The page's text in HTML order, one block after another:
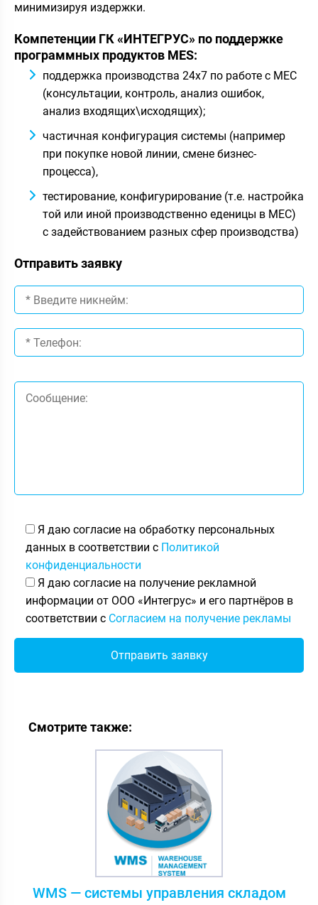
минимизируя издержки.
Компетенции ГК «ИНТЕГРУС» по поддержке
программных продуктов MES:
поддержка производства 24х7 по работе с МЕС
(консультации, контроль, анализ ошибок,
анализ входящих\исходящих);
частичная конфигурация системы (например
при покупке новой линии, смене бизнес-
процесса),
тестирование, конфигурирование (т.е. настройка
той или иной производственно еденицы в МЕС)
с задействованием разных сфер производства)
Отправить заявку
Я даю согласие на обработку персональных
данных в соответствии с Политикой
конфиденциальности
Я даю согласие на получение рекламной
информации от ООО «Интегрус» и его партнёров в
соответствии с Согласием на получение рекламы
Смотрите также:
WMS — системы управления складом